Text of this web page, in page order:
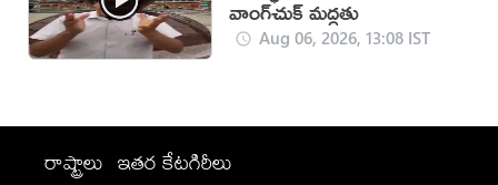
వాంగ్‌చుక్ మద్దతు
Aug 06, 2026, 13:08 IST
రాష్ట్రాలు ఇతర కేటగిరీలు